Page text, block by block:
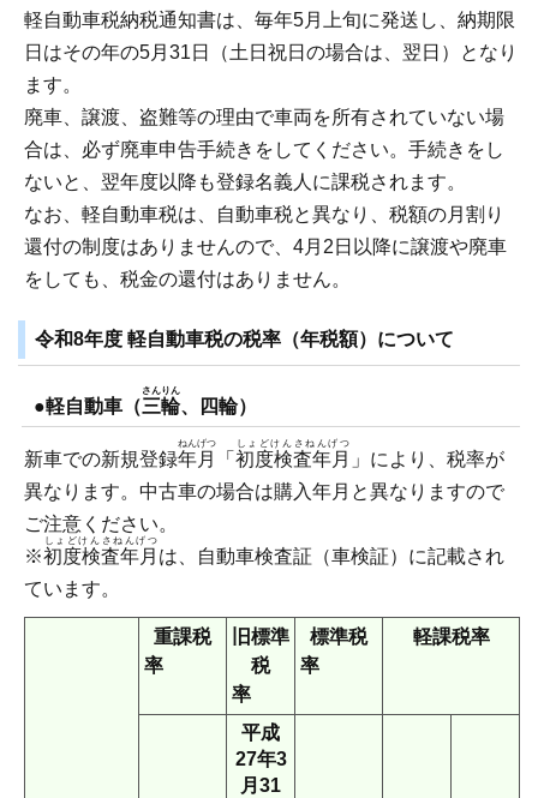
軽自動車税納税通知書は、毎年5月上旬に発送し、納期限
日はその年の5月31日（土日祝日の場合は、翌日）となり
ます。
廃車、譲渡、盗難等の理由で車両を所有されていない場
合は、必ず廃車申告手続きをしてください。手続きをし
ないと、翌年度以降も登録名義人に課税されます。
なお、軽自動車税は、自動車税と異なり、税額の月割り
還付の制度はありませんので、4月2日以降に譲渡や廃車
をしても、税金の還付はありません。
令和8年度 軽自動車税の税率（年税額）について
●軽自動車（三輪
さんりん
、四輪）
新車での新規登録年月
ねんげつ
「 初度検査年月
しょどけんさねんげつ
」により、税率が
異なります。中古車の場合は購入年月と異なりますので
ご注意ください。
※初度検査年月
しょどけんさねんげつ
は、自動車検査証（車検証）に記載され
ています。
重課税
率
旧標準
税
率
標準税
率
軽課税率
平成
27年3
月31